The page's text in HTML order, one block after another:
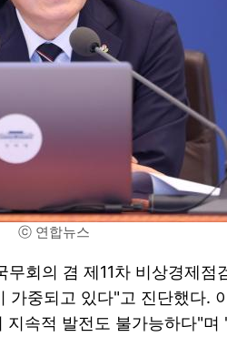
ⓒ 연합뉴스
회의 겸 제11차 비상경제점
가중되고 있다"고 진단했다.
속적 발전도 불가능하다"며